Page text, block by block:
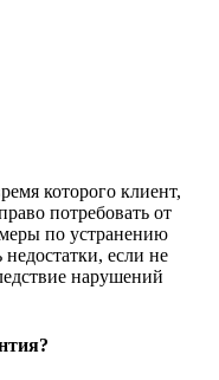
которого клиент,
потребовать от
по устранению
если не
нарушений